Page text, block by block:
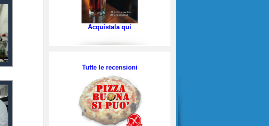
Acquistala qui
Tutte le recensioni